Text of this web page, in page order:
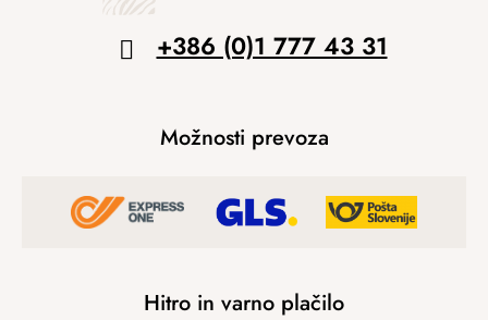
+386 (0)1 777 43 31
Možnosti prevoza
Hitro in varno plačilo